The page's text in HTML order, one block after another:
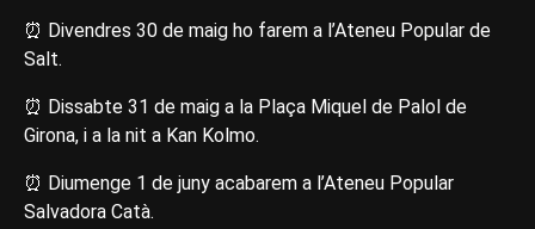
⏰ Divendres 30 de maig ho farem a l’Ateneu Popular de
Salt.
⏰ Dissabte 31 de maig a la Plaça Miquel de Palol de
Girona, i a la nit a Kan Kolmo.
⏰ Diumenge 1 de juny acabarem a l’Ateneu Popular
Salvadora Catà.